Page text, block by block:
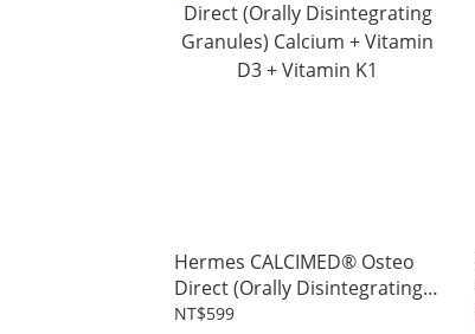
Hermes CALCIMED® Osteo
Direct (Orally Disintegrating
Granules) Calcium + Vitamin
NT$599